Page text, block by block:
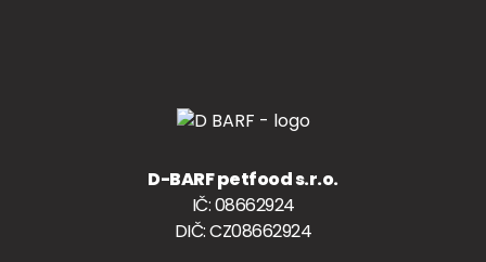
D-BARF petfood s.r.o.
IČ: 08662924
DIČ: CZ08662924